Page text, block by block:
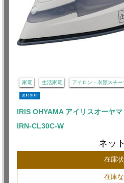
家電 生活家電 アイロン・衣類スチー
送料無料
IRIS OHYAMA アイリスオーヤマ
IRN-CL30C-W
ネッ
在庫
在庫